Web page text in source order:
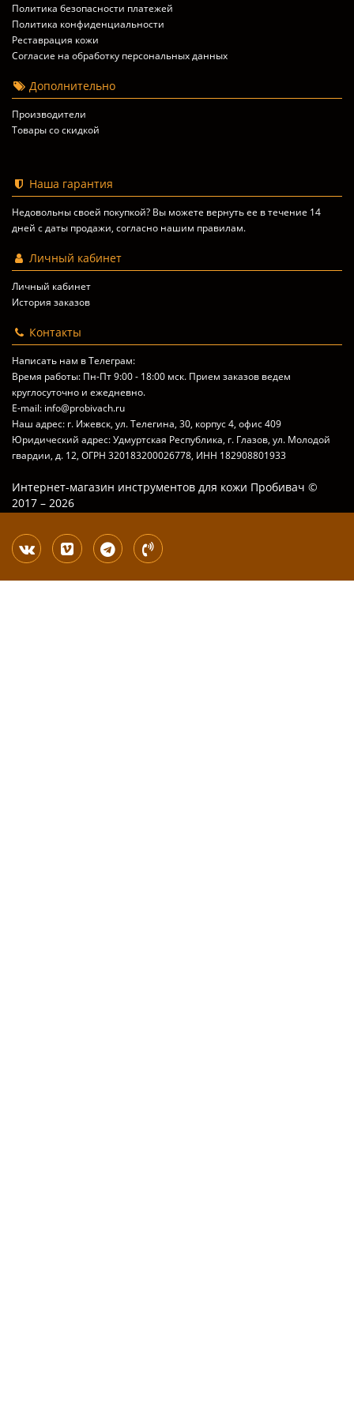
Политика безопасности платежей
Политика конфиденциальности
Реставрация кожи
Согласие на обработку персональных данных
Дополнительно
Производители
Товары со скидкой
Наша гарантия
Недовольны своей покупкой? Вы можете вернуть ее в течение 14
дней с даты продажи, согласно нашим правилам.
Личный кабинет
Личный кабинет
История заказов
Контакты
Написать нам в Телеграм:
Время работы: Пн-Пт 9:00 - 18:00 мск. Прием заказов ведем
круглосуточно и ежедневно.
E-mail: info@probivach.ru
Наш адрес: г. Ижевск, ул. Телегина, 30, корпус 4, офис 409
Юридический адрес: Удмуртская Республика, г. Глазов, ул. Молодой
гвардии, д. 12, ОГРН 320183200026778, ИНН 182908801933
Интернет-магазин инструментов для кожи Пробивач ©
2017 – 2026